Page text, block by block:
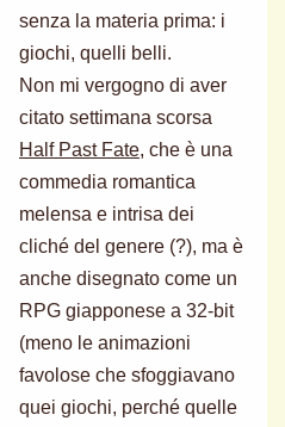
senza la materia prima: i
giochi, quelli belli.
Non mi vergogno di aver
citato settimana scorsa
Half Past Fate, che è una
commedia romantica
melensa e intrisa dei
cliché del genere (?), ma è
anche disegnato come un
RPG giapponese a 32-bit
(meno le animazioni
favolose che sfoggiavano
quei giochi, perché quelle